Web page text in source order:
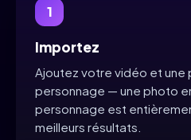
1
Importez
Ajoutez votre vidéo et une
personnage — une photo
personnage est
meilleurs résultats.